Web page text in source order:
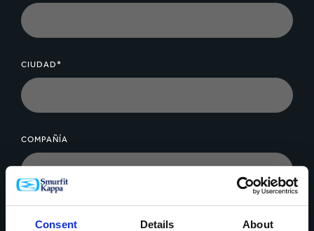
Consent Details About
CIUDAD*
COMPAÑÍA